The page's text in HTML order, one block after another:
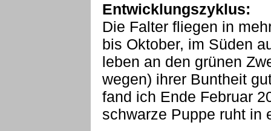
Entwicklungszyklus:
Die Falter fliegen in
bis Oktober, im Süden
leben an den grünen
wegen) ihrer Buntheit
fand ich Ende Februar
schwarze Puppe ruht in